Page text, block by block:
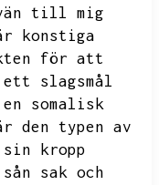
till mig
konstiga
för att
slagsmål
somalisk
den typen av
kropp
sak och